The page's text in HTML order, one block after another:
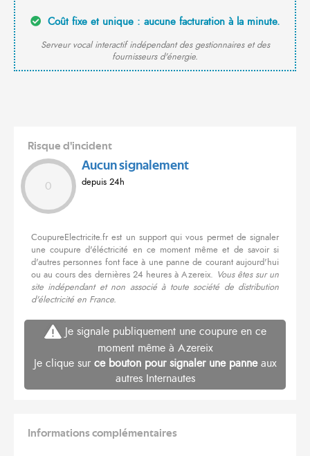
Coût fixe et unique : aucune facturation à la minute.
Serveur vocal interactif indépendant des gestionnaires et des
fournisseurs d'énergie.
Risque d'incident
0
Aucun signalement
depuis 24h
CoupureElectricite.fr est un support qui vous permet de signaler
une coupure d'éléctricité en ce moment même et de savoir si
d'autres personnes font face à une panne de courant aujourd'hui
ou au cours des dernières 24 heures à Azereix. Vous êtes sur un
site indépendant et non associé à toute société de distribution
d'électricité en France.
Je signale publiquement une coupure en ce
moment même à Azereix
Je clique sur ce bouton pour signaler une panneaux
autres Internautes
Informations complémentaires